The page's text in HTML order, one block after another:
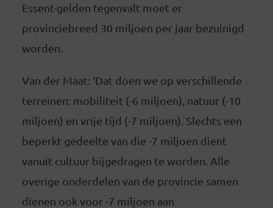
Essent-gelden tegenvalt moet er
provinciebreed 30 miljoen per jaar bezuinigd
worden.
Van der Maat: ‘Dat doen we op verschillende
terreinen: mobiliteit (-6 miljoen), natuur (-10
miljoen) en vrije tijd (-7 miljoen). Slechts een
beperkt gedeelte van die -7 miljoen dient
vanuit cultuur bijgedragen te worden. Alle
overige onderdelen van de provincie samen
dienen ook voor -7 miljoen aan